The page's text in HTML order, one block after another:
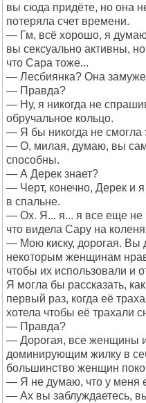
вы сюда придёте, но она
потеряла счет времени.
— Гм, всё хорошо, я
вы сексуально активны,
что Сара тоже...
— Лесбиянка? Она
— Правда?
— Ну, я никогда не
обручальное кольцо.
— Я бы никогда не смогла
— О, милая, думаю, вы
способны.
— А Дерек знает?
— Черт, конечно, Дерек и
в спальне.
— Oх. Я... я... я все еще не
что видела Сару на
— Мою киску, дорогая. Вы
некоторым женщинам
чтобы их использовали и
Я могла бы рассказать,
первый раз, когда её
хотела чтобы её трахали
— Правда?
— Дорогая, все женщины
доминирующим жилку в
большинство женщин
— Я не думаю, что у меня
— Ах вы заблуждаетесь,